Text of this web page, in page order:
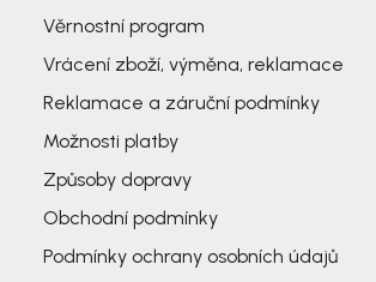
Věrnostní program
Vrácení zboží, výměna, reklamace
Reklamace a záruční podmínky
Možnosti platby
Způsoby dopravy
Obchodní podmínky
Podmínky ochrany osobních údajů